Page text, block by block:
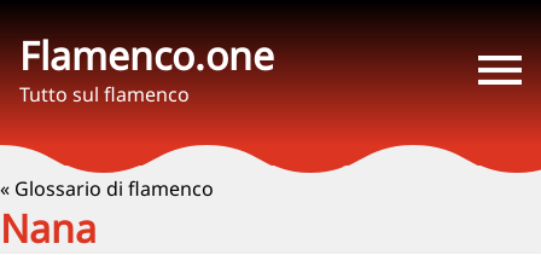
Flamenco.one
Tutto sul flamenco
« Glossario di flamenco
Nana